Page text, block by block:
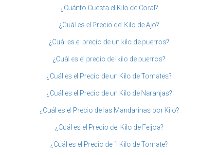
¿Cuánto Cuesta el Kilo de Coral?
¿Cuál es el Precio del Kilo de Ajo?
¿Cuál es el precio de un kilo de puerros?
¿Cuál es el precio del kilo de puerros?
¿Cuál es el Precio de un Kilo de Tomates?
¿Cuál es el Precio de un Kilo de Naranjas?
¿Cuál es el Precio de las Mandarinas por Kilo?
¿Cuál es el Precio del Kilo de Feijoa?
¿Cuál es el Precio de 1 Kilo de Tomate?